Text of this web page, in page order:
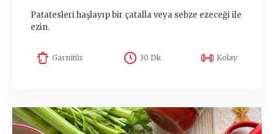
Patatesleri haşlayıp bir çatalla veya sebze ezeceği ile
ezin.
Garnitür 30 Dk Kolay